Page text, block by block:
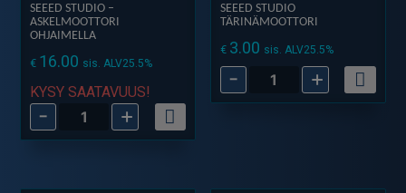
SEEED STUDIO –
ASKELMOOTTORI
OHJAIMELLA
€ 16.00 sis. ALV25.5%
KYSY SAATAVUUS!
-
Seeed
Studio
Askelmoottori
+
SEEED STUDIO
TÄRINÄMOOTTORI
€ 3.00 sis. ALV25.5%
-
Seeed
Studio
+